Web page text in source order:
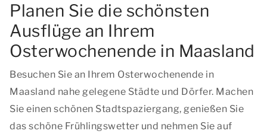
Planen Sie die schönsten
Ausflüge an Ihrem
Osterwochenende in Maasland
Besuchen Sie an Ihrem Osterwochenende in
Maasland nahe gelegene Städte und Dörfer. Machen
Sie einen schönen Stadtspaziergang, genießen Sie
das schöne Frühlingswetter und nehmen Sie auf